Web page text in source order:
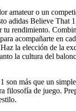
amateur o un
adidas Believe That
tu rendimiento.
acompañarte en
la elección de la
la cultura del
son más que un
filosofía de juego.